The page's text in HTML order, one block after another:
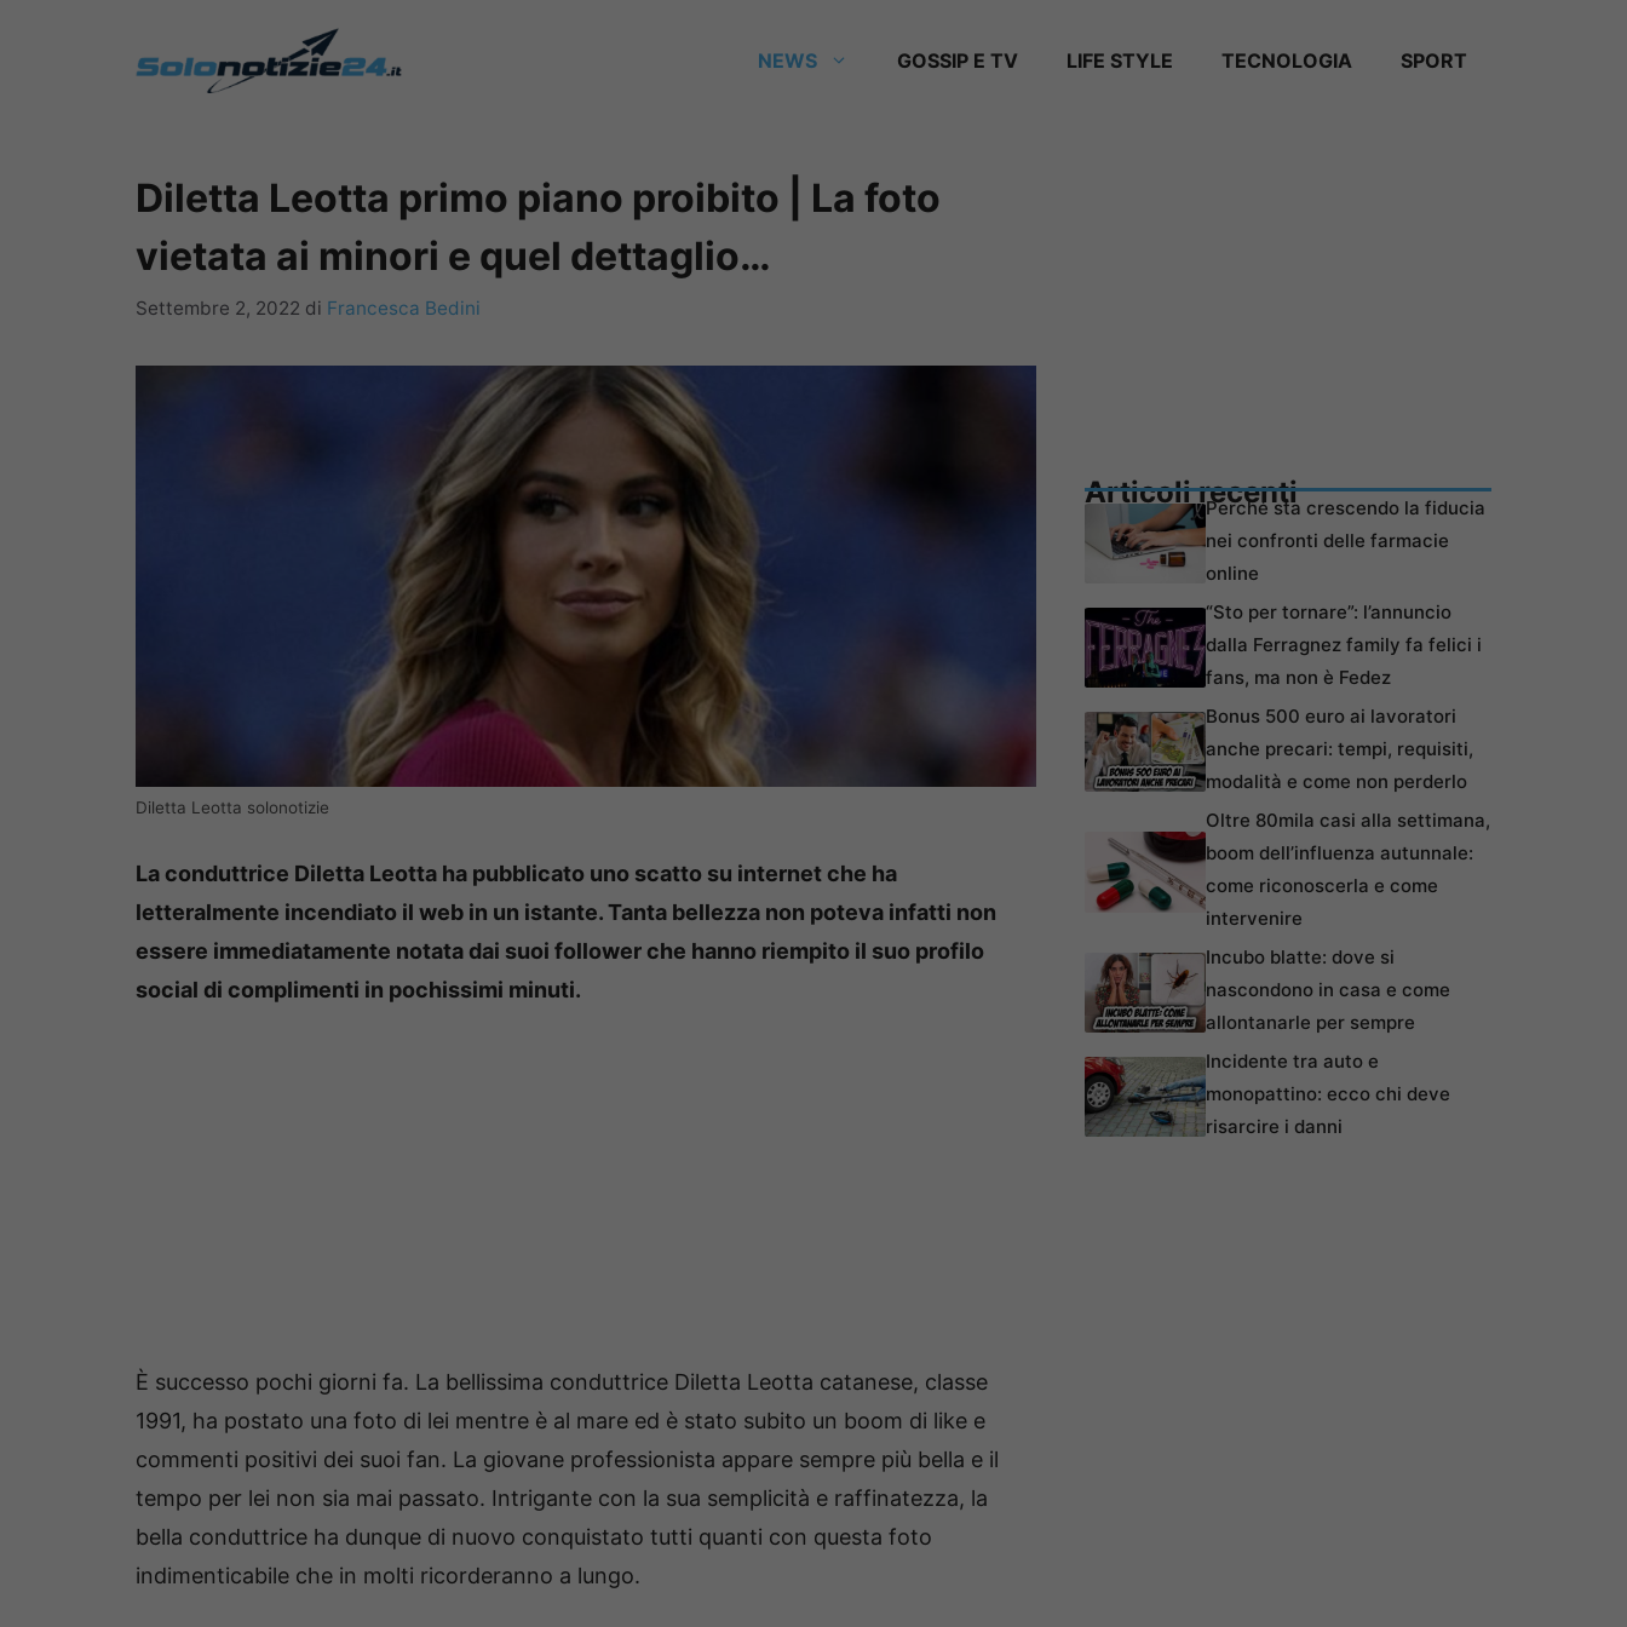
NEWS GOSSIP E TV LIFE STYLE TECNOLOGIA SPORT
Diletta Leotta primo piano proibito | La foto
vietata ai minori e quel dettaglio…
Settembre 2, 2022 di Francesca Bedini
Diletta Leotta solonotizie
La conduttrice Diletta Leotta ha pubblicato uno scatto su internet che ha
letteralmente incendiato il web in un istante. Tanta bellezza non poteva infatti non
essere immediatamente notata dai suoi follower che hanno riempito il suo profilo
social di complimenti in pochissimi minuti.
È successo pochi giorni fa. La bellissima conduttrice Diletta Leotta catanese, classe
1991, ha postato una foto di lei mentre è al mare ed è stato subito un boom di like e
commenti positivi dei suoi fan. La giovane professionista appare sempre più bella e il
tempo per lei non sia mai passato. Intrigante con la sua semplicità e raffinatezza, la
bella conduttrice ha dunque di nuovo conquistato tutti quanti con questa foto
indimenticabile che in molti ricorderanno a lungo.
Articoli recentiPerché sta crescendo la fiducia
nei confronti delle farmacie
online
“Sto per tornare”: l’annuncio
dalla Ferragnez family fa felici i
fans, ma non è Fedez
Bonus 500 euro ai lavoratori
anche precari: tempi, requisiti,
modalità e come non perderlo
Oltre 80mila casi alla settimana,
boom dell’influenza autunnale:
come riconoscerla e come
intervenire
Incubo blatte: dove si
nascondono in casa e come
allontanarle per sempre
Incidente tra auto e
monopattino: ecco chi deve
risarcire i danni